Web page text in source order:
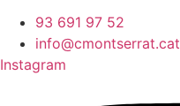
93 691 97 52
info@cmontserrat.cat
Instagram